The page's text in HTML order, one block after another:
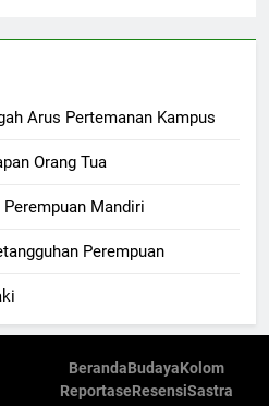
Arus Pertemanan Kampus
Orang Tua
Mandiri
Perempuan
BerandaBudayaKolom
ReportaseResensiSastra